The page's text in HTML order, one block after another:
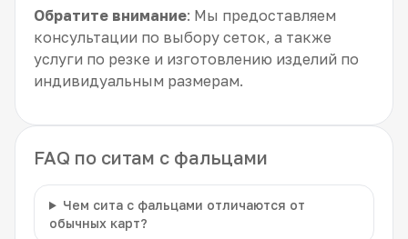
Обратите внимание: Мы предоставляем
консультации по выбору сеток, а также
услуги по резке и изготовлению изделий по
индивидуальным размерам.
FAQ по ситам с фальцами
Чем сита с фальцами отличаются от
обычных карт?